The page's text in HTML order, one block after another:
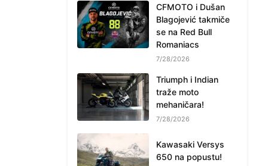
CFMOTO i Dušan
Blagojević takmiče
se na Red Bull
Romaniacs
7/28/2026
Triumph i Indian
traže moto
mehaničara!
7/28/2026
Kawasaki Versys
650 na popustu!